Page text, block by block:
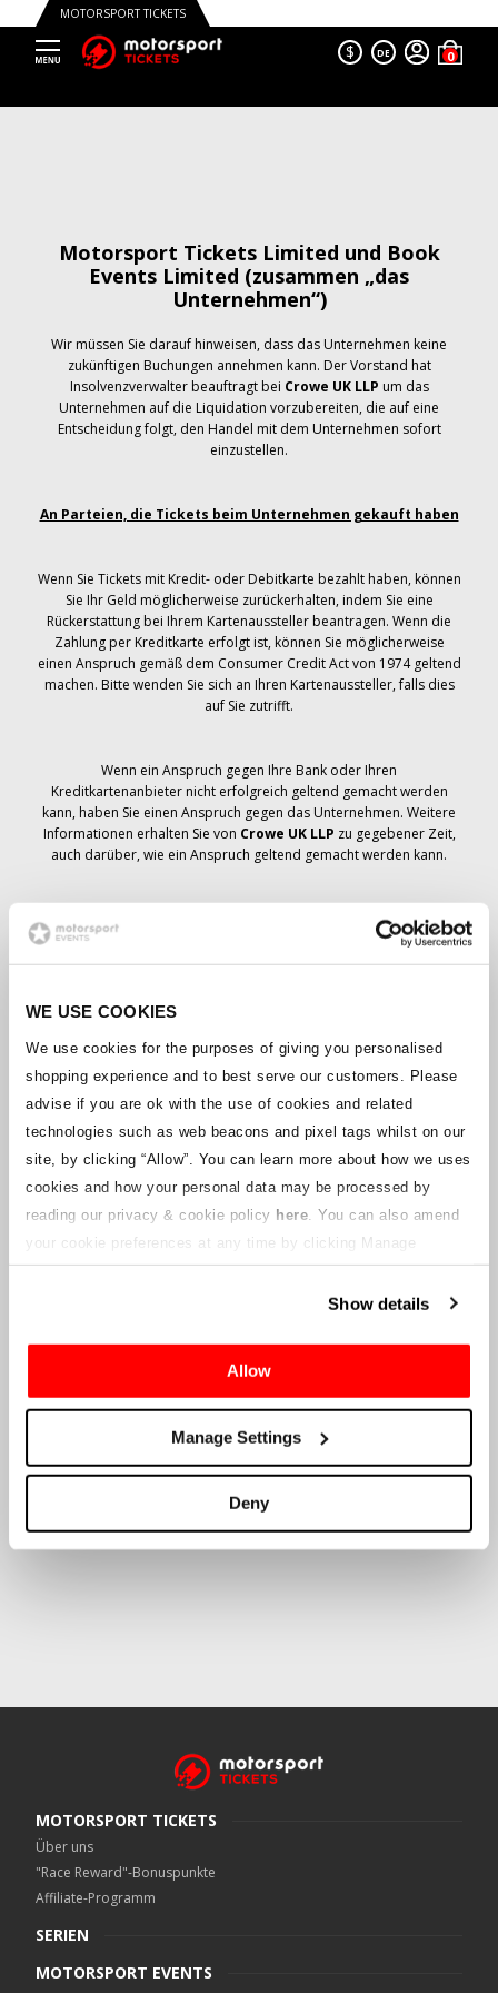
WE USE COOKIES
We use cookies for the purposes of giving you personalised
shopping experience and to best serve our customers. Please
advise if you are ok with the use of cookies and related
technologies such as web beacons and pixel tags whilst on our
site, by clicking “Allow”. You can learn more about how we uses
cookies and how your personal data may be processed by
reading our privacy & cookie policy here . You can also amend
your cookie preferences at any time by clicking Manage
Cookies in the footer of this site.
Show details
Allow
Manage Settings
Deny
MOTORSPORT TICKETS
$ DE
Motorsport Tickets Limited und Book
Events Limited (zusammen „das
Unternehmen“)
Wir müssen Sie darauf hinweisen, dass das Unternehmen keine
zukünftigen Buchungen annehmen kann. Der Vorstand hat
Insolvenzverwalter beauftragt bei Crowe UK LLP um das
Unternehmen auf die Liquidation vorzubereiten, die auf eine
Entscheidung folgt, den Handel mit dem Unternehmen sofort
einzustellen.
An Parteien, die Tickets beim Unternehmen gekauft haben
Wenn Sie Tickets mit Kredit- oder Debitkarte bezahlt haben, können
Sie Ihr Geld möglicherweise zurückerhalten, indem Sie eine
Rückerstattung bei Ihrem Kartenaussteller beantragen. Wenn die
Zahlung per Kreditkarte erfolgt ist, können Sie möglicherweise
einen Anspruch gemäß dem Consumer Credit Act von 1974 geltend
machen. Bitte wenden Sie sich an Ihren Kartenaussteller, falls dies
auf Sie zutrifft.
Wenn ein Anspruch gegen Ihre Bank oder Ihren
Kreditkartenanbieter nicht erfolgreich geltend gemacht werden
kann, haben Sie einen Anspruch gegen das Unternehmen. Weitere
Informationen erhalten Sie von Crowe UK LLP zu gegebener Zeit,
auch darüber, wie ein Anspruch geltend gemacht werden kann.
Sie haben eine Stornierungsmitteilung
bezüglich Ihrer Ticketbestellung erhalten, Ihre Buchung wurde nicht
storniert und es wird erwartet, dass Sie die von Ihnen bestellten
Unternehmens arbeitet mit den Lieferanten zusammen, um
Sollte sich der Status einzelner Buchungen ändern, wurden
Vorkehrungen getroffen, um Sie so schnell wie möglich zu
benachrichtigen. Zusätzliche Hinweise für Ticketinhaber werden auf
dieser Webseite veröffentlicht, sobald Informationen verfügbar
sind. Wir werden denjenigen mit gültigen Tickets auch eine neue E-
Mail-Adresse für den Kundenservice zur Verfügung stellen, die von
einem verbundenen Unternehmen verwaltet wird. Crowe U.K. LLP
kann keine Fragen zum Ticketvorgang und zum Zeitpunkt der
Liquidation zur Verfügung stellen, einschließlich Unterlagen
darüber, wie Sie eine Forderung gegen das Unternehmen geltend
machen können.
kann kontaktiert werden unter
motorsport.tickets@crowe.co.uk
MOTORSPORT TICKETS
Über uns
"Race Reward"-Bonuspunkte
Affiliate-Programm
SERIEN
MOTORSPORT EVENTS